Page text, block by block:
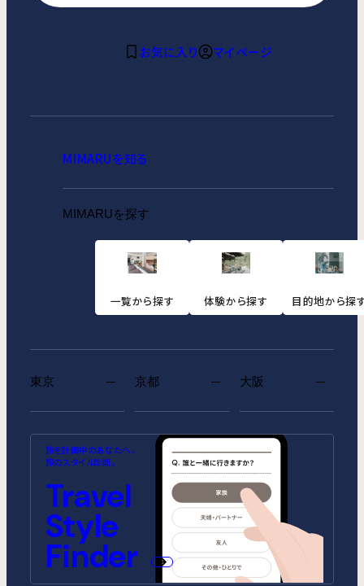
お気に入り マイページ
MIMARUを知る
MIMARUを探す
一覧から探す 体験から探す 目的地から探
東京
MIMARU SUITES 東京浅草
MIMARU東京 池袋
MIMARU SUITES 東京日本橋
MIMARU東京 錦糸町
MIMARU東京 STATION EAST
MIMARU東京 赤坂
MIMARU東京 上野稲荷町
MIMARU東京 上野NORTH
MIMARU東京 上野EAST
MIMARU東京 上野御徒町
MIMARU東京 新宿WEST
京都
MIMARU SUITES 京都
CENTRAL
MIMARU京都 河原町五条
MIMARU京都 STATION
MIMARU京都 新町三条
MIMARU京都 四条WEST(旧
MIMARU京都 西洞院高辻)
MIMARU京都 二条城
MIMARU SUITES 京都四条
大阪
MIMARU大阪 難波STATION
ANNEX（2026年10月1日開業）
MIMARU大阪 心斎橋
CENTRAL（2026年9月1日開業）
MIMARU大阪 心斎橋NORTH
MIMARU大阪 心斎橋EAST
MIMARU大阪 難波STATION
MIMARU大阪 心斎橋WEST
MIMARU大阪 難波NORTH
旅を計画中のあなたへ、
旅のスタイル診断。
Travel
Style
Finder